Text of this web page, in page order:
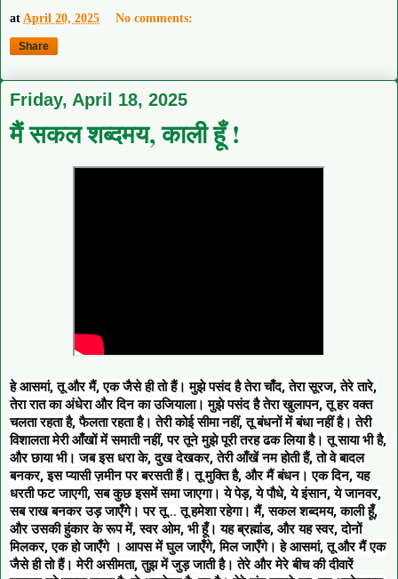
atApril 20, 2025 No comments:
Share
Friday, April 18, 2025
मैं सकल शब्दमय, काली हूँ !
हे आसमां, तू और मैं, एक जैसे ही तो हैं। मुझे पसंद है तेरा चाँद, तेरा सूरज, तेरे तारे,
तेरा रात का अंधेरा और दिन का उजियाला। मुझे पसंद है तेरा खुलापन, तू हर वक्त
चलता रहता है, फैलता रहता है। तेरी कोई सीमा नहीं, तू बंधनों में बंधा नहीं है। तेरी
विशालता मेरी आँखों में समाती नहीं, पर तूने मुझे पूरी तरह ढक लिया है। तू साया भी है,
और छाया भी। जब इस धरा के, दुख देखकर, तेरी आँखें नम होती हैं, तो वे बादल
बनकर, इस प्यासी ज़मीन पर बरसती हैं। तू मुक्ति है, और मैं बंधन। एक दिन, यह
धरती फट जाएगी, सब कुछ इसमें समा जाएगा। ये पेड़, ये पौधे, ये इंसान, ये जानवर,
सब राख बनकर उड़ जाएँगे। पर तू… तू हमेशा रहेगा। मैं, सकल शब्दमय, काली हूँ,
और उसकी हुंकार के रूप में, स्वर ओम, भी हूँ। यह ब्रह्मांड, और यह स्वर, दोनों
मिलकर, एक हो जाएँगे । आपस में घुल जाएँगे, मिल जाएँगे। हे आसमां, तू और मैं एक
जैसे ही तो हैं। मेरी असीमता, तुझ में जुड़ जाती है। तेरे और मेरे बीच की दीवारें